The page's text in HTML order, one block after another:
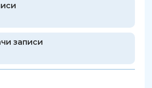
записи